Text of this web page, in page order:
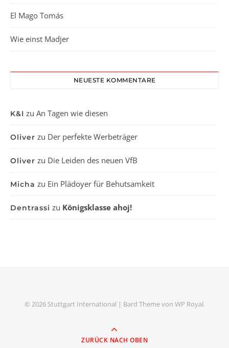
El Mago Tomás
Wie einst Madjer
NEUESTE KOMMENTARE
K&I zu An Tagen wie diesen
Oliver zu Der perfekte Werbeträger
Oliver zu Die Leiden des neuen VfB
Micha zu Ein Plädoyer für Behutsamkeit
Dentrassi zu Königsklasse ahoj!
© 2026 Stuttgart International | Bard Theme von WP Royal.
ZURÜCK NACH OBEN